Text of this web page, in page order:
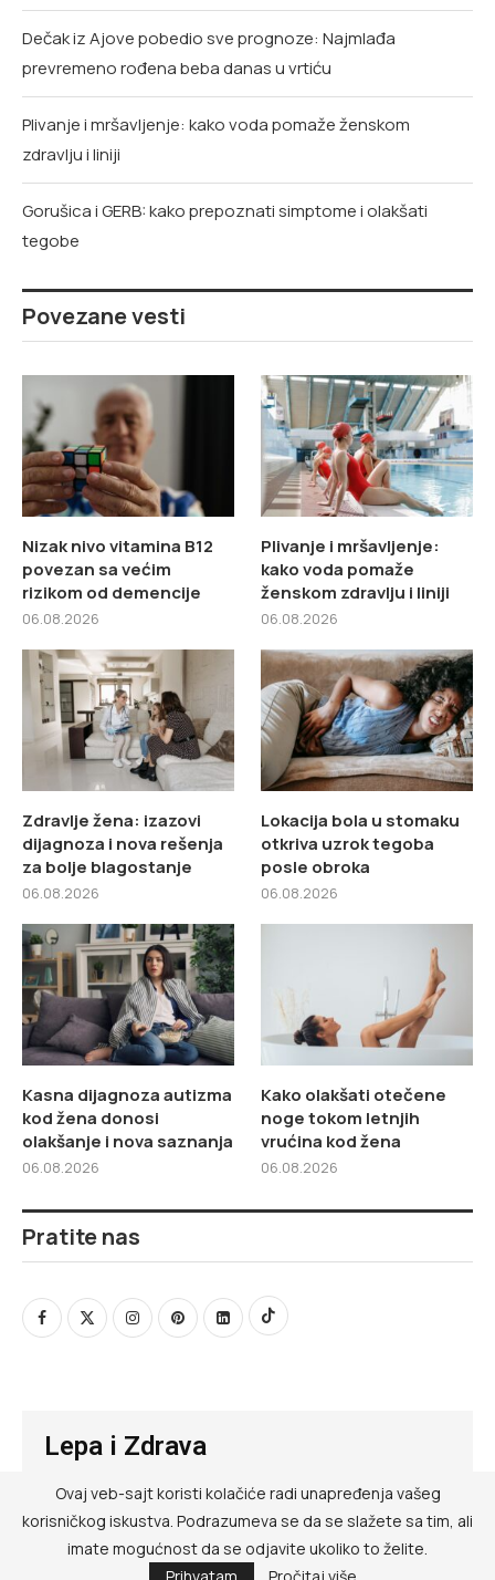
Dečak iz Ajove pobedio sve prognoze: Najmlađa
prevremeno rođena beba danas u vrtiću
Plivanje i mršavljenje: kako voda pomaže ženskom
zdravlju i liniji
Gorušica i GERB: kako prepoznati simptome i olakšati
tegobe
Povezane vesti
Nizak nivo vitamina B12
povezan sa većim
rizikom od demencije
06.08.2026
Plivanje i mršavljenje:
kako voda pomaže
ženskom zdravlju i liniji
06.08.2026
Zdravlje žena: izazovi
dijagnoza i nova rešenja
za bolje blagostanje
06.08.2026
Lokacija bola u stomaku
otkriva uzrok tegoba
posle obroka
06.08.2026
Kasna dijagnoza autizma
kod žena donosi
olakšanje i nova saznanja
06.08.2026
Kako olakšati otečene
noge tokom letnjih
vrućina kod žena
06.08.2026
Pratite nas
Lepa i Zdrava
@ RED MEDIA GROUP 2026
Kontakt
Ovaj veb-sajt koristi kolačiće radi unapređenja vašeg
korisničkog iskustva. Podrazumeva se da se slažete sa tim, ali
imate mogućnost da se odjavite ukoliko to želite.